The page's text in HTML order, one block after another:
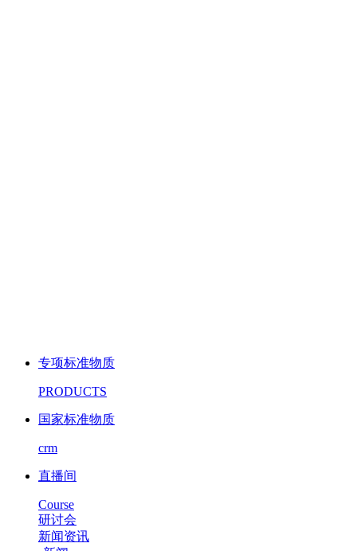
专项标准物质
PRODUCTS
国家标准物质
crm
直播间
Course
研讨会
新闻资讯